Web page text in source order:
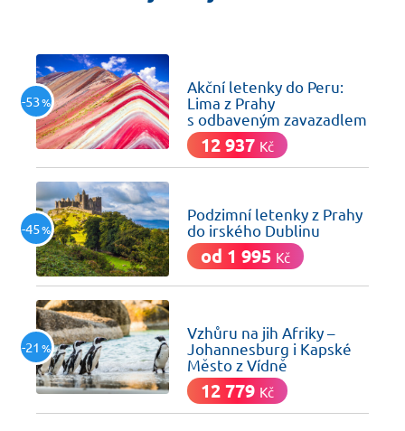
-53%
Akční letenky do Peru:
Lima z Prahy
s odbaveným zavazadlem
12 937 Kč
-45%
Podzimní letenky z Prahy
do irského Dublinu
od 1 995 Kč
-21 %
Vzhůru na jih Afriky –
Johannesburg i Kapské
Město z Vídně
12 779 Kč